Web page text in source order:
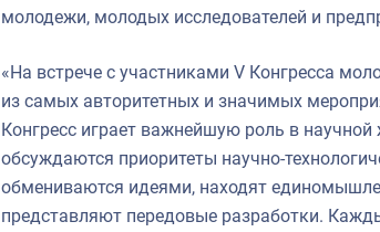
молодежи, молодых исследователей и
«На встрече с участниками V Конгресса
из самых авторитетных и значимых
Конгресс играет важнейшую роль в
обсуждаются приоритеты научно-
обмениваются идеями, находят
представляют передовые разработки.